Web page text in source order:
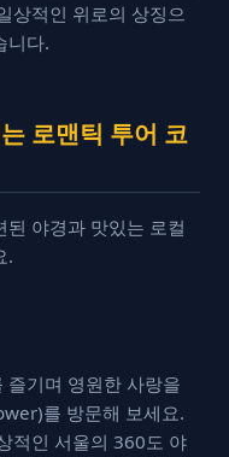
상적인 위로의 상징으
니다.
로맨틱 투어 코
야경과 맛있는 로컬
.
즐기며 영원한 사랑을
를 방문해 보세요.
적인 서울의 360도 야